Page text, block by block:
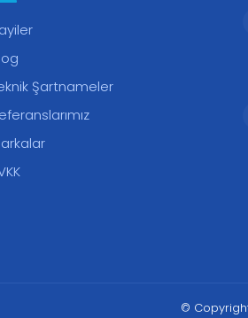
Şartnameler
©